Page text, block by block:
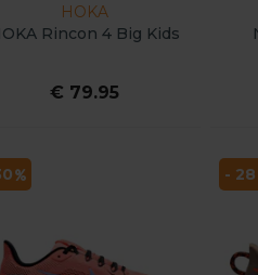
HOKA
Rincon 4 Big Kids
€ 79.95
- 28